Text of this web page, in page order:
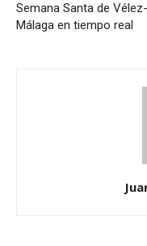
Semana Santa de Vélez-
Málaga en tiempo real